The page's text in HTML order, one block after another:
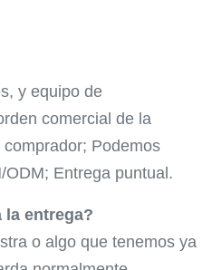
y equipo de
comercial de la
Podemos
Entrega puntual.
la entrega?
o algo que tenemos ya